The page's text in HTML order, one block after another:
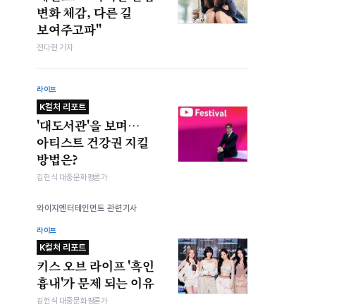
변화 체감, 다른 길
보여주고파"
전다현 기자
라이프
K컬처 리포트
'대도서관'을 보며…
아티스트 건강권 지킬
방법은?
김헌식 대중문화평론가
와이지엔터테인먼트 관련기사
라이프
K컬처 리포트
키스 오브 라이프 '흑인
흉내'가 문제 되는 이유
김헌식 대중문화평론가